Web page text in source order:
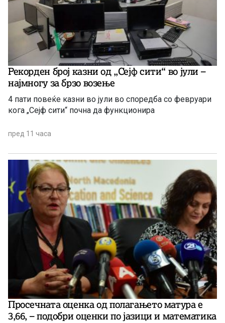
Рекорден број казни од „Сејф сити“ во јули –
најмногу за брзо возење
4 пати повеќе казни во јули во споредба со февруари
кога „Сејф сити“ почна да функционира
пред 11 часа
Просечната оценка од полагањето матура е
3,66, – подобри оценки по јазици и математика